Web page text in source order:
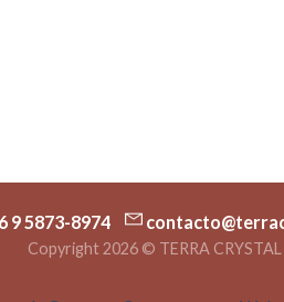
9 5873-8974
Copyright 2026 © TERRA CRYSTAL